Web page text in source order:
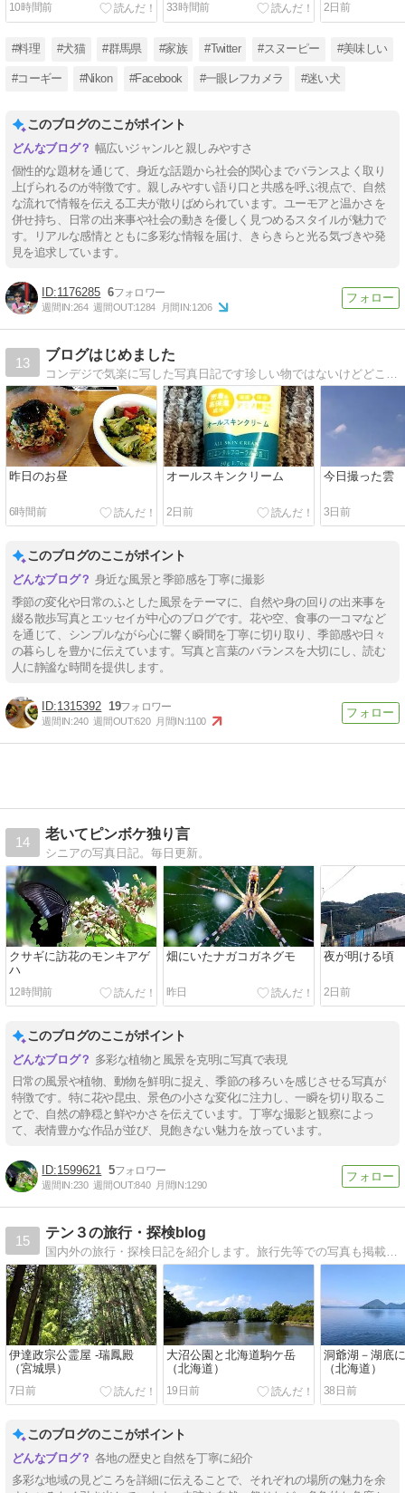
10時間前
33時間前
2日前
#料理 #犬猫 #群馬県 #家族 #Twitter #スヌーピー #美味しい
#コーギー #Nikon #Facebook #一眼レフカメラ #迷い犬
このブログのここがポイント
幅広いジャンルと親しみやすさ
個性的な題材を通じて、身近な話題から社会的関心までバランスよく取り
上げられるのが特徴です。親しみやすい語り口と共感を呼ぶ視点で、自然
な流れで情報を伝える工夫が散りばめられています。ユーモアと温かさを
併せ持ち、日常の出来事や社会の動きを優しく見つめるスタイルが魅力で
す。リアルな感情とともに多彩な情報を届け、きらきらと光る気づきや発
見を追求しています。
1176285 6
週間IN:264 週間OUT:1284 月間IN:1206
13
ブログはじめました
昨日のお昼
6時間前
オールスキンクリーム
2日前
今日撮った雲
3日前
このブログのここがポイント
身近な風景と季節感を丁寧に撮影
季節の変化や日常のふとした風景をテーマに、自然や身の回りの出来事を
綴る散歩写真とエッセイが中心のブログです。花や空、食事の一コマなど
を通じて、シンプルながら心に響く瞬間を丁寧に切り取り、季節感や日々
の暮らしを豊かに伝えています。写真と言葉のバランスを大切にし、読む
人に静謐な時間を提供します。
1315392 19
週間IN:240 週間OUT:620 月間IN:1100
14
老いてピンボケ独り言
シニアの写真日記。毎日更新。
クサギに訪花のモンキアゲ
ハ
12時間前
畑にいたナガコガネグモ
昨日
夜が明ける頃
2日前
このブログのここがポイント
多彩な植物と風景を克明に写真で表現
日常の風景や植物、動物を鮮明に捉え、季節の移ろいを感じさせる写真が
特徴です。特に花や昆虫、景色の小さな変化に注力し、一瞬を切り取るこ
とで、自然の静穏と鮮やかさを伝えています。丁寧な撮影と観察によっ
て、表情豊かな作品が並び、見飽きない魅力を放っています。
1599621 5
週間IN:230 週間OUT:840 月間IN:1290
15
テン３の旅行・探検blog
国内外の旅行・探検日記を紹介します。旅行先等での写真も掲載してます＾＾
伊達政宗公霊屋 -瑞鳳殿
（宮城県）
7日前
大沼公園と北海道駒ケ岳
（北海道）
19日前
洞爺湖－湖底
（北海道）
38日前
このブログのここがポイント
各地の歴史と自然を丁寧に紹介
多彩な地域の見どころを詳細に伝えることで、それぞれの場所の魅力を余